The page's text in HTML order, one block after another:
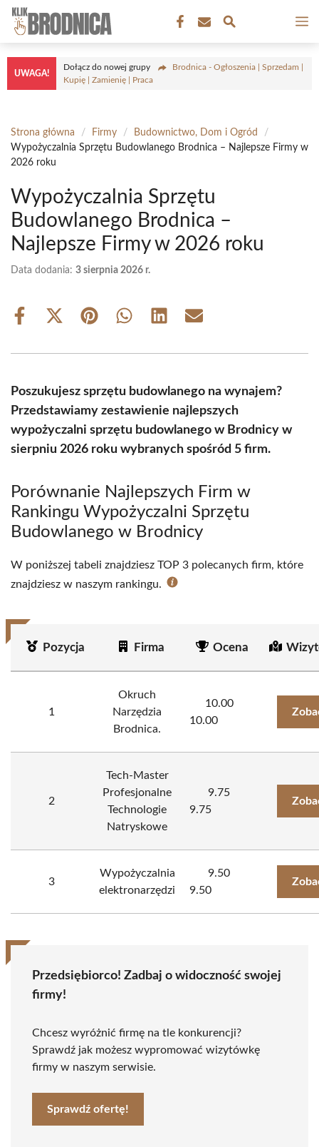
Przejdź
treści
UWAGA!
Dołącz do nowej grupy
Brodnica - Ogłoszenia | Sprzedam |
Kupię | Zamienię | Praca
Strona główna / Firmy / Budownictwo, Dom i Ogród
/
Wypożyczalnia Sprzętu Budowlanego Brodnica – Najlepsze Firmy w
2026 roku
Wypożyczalnia Sprzętu
Budowlanego Brodnica –
Najlepsze Firmy w 2026 roku
Data dodania: 3 sierpnia 2026 r.
Share
Share
(Twitter)
Share Share Share Share
Poszukujesz sprzętu budowlanego na wynajem?
Przedstawiamy zestawienie najlepszych
wypożyczalni sprzętu budowlanego w Brodnicy w
sierpniu 2026 roku wybranych spośród 5 firm.
Porównanie Najlepszych Firm w
Rankingu Wypożyczalni Sprzętu
Budowlanego w Brodnicy
W poniższej tabeli znajdziesz TOP 3 polecanych firm, które
znajdziesz w naszym rankingu.
Pozycja Firma Ocena
1
Okruch
Narzędzia
Brodnica.
10.00
10.00
2
Tech-Master
Profesjonalne
Technologie
Natryskowe
9.75
9.75
3
Wypożyczalnia
elektronarzędzi
9.50
9.50
Przedsiębiorco! Zadbaj o widoczność swojej
firmy!
Chcesz wyróżnić firmę na tle konkurencji?
Sprawdź jak możesz wypromować wizytówkę
firmy w naszym serwisie.
Sprawdź ofertę!